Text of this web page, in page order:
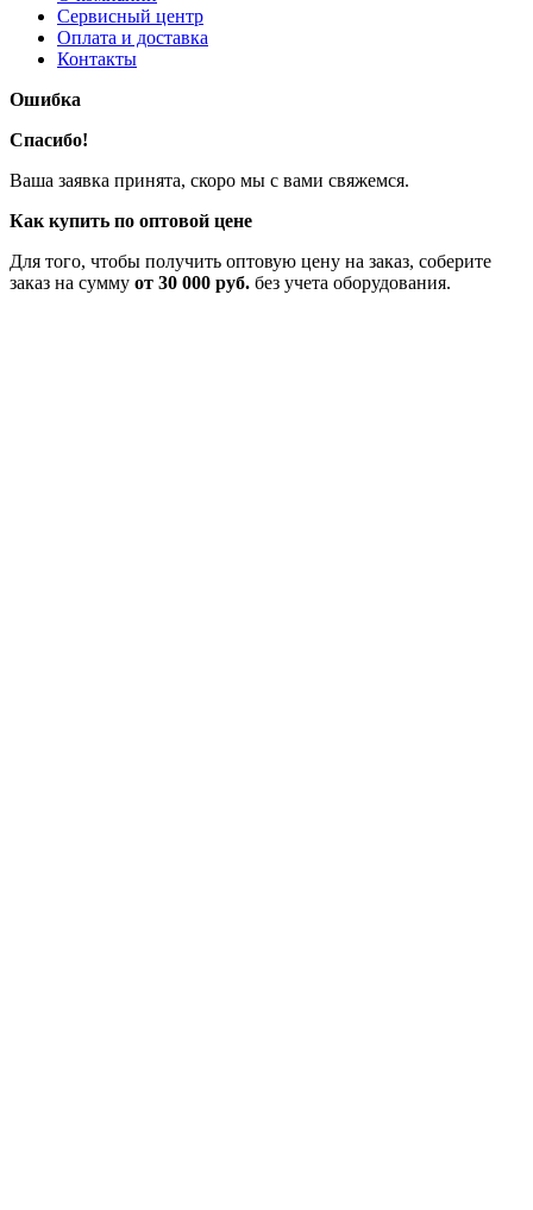
Сервисный центр
Оплата и доставка
Контакты
Ошибка
Спасибо!
Ваша заявка принята, скоро мы с вами свяжемся.
Как купить по оптовой цене
Для того, чтобы получить оптовую цену на заказ, соберите
заказ на сумму от 30 000 руб. без учета оборудования.